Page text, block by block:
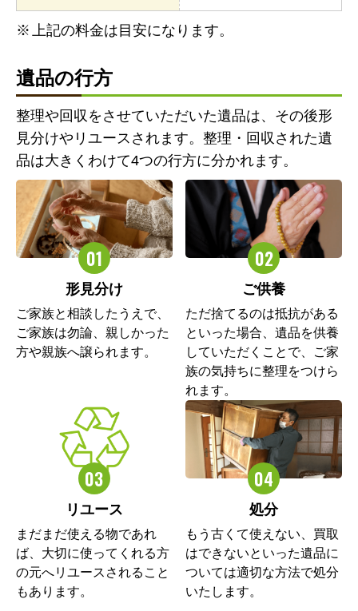
上記の料金は目安になります。
遺品の行方
整理や回収をさせていただいた遺品は、その後形
見分けやリユースされます。整理・回収された遺
品は大きくわけて4つの行方に分かれます。
形見分け
ご家族と相談したうえで、
ご家族は勿論、親しかった
方や親族へ譲られます。
ご供養
ただ捨てるのは抵抗がある
といった場合、遺品を供養
していただくことで、ご家
族の気持ちに整理をつけら
れます。
リユース
まだまだ使える物であれ
ば、大切に使ってくれる方
の元へリユースされること
もあります。
処分
もう古くて使えない、買取
はできないといった遺品に
ついては適切な方法で処分
いたします。